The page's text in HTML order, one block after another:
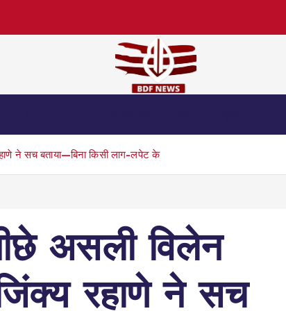
ने सच बताया—बिना किसी लाग-लपेट के
असली विलेन
रहाणे ने सच